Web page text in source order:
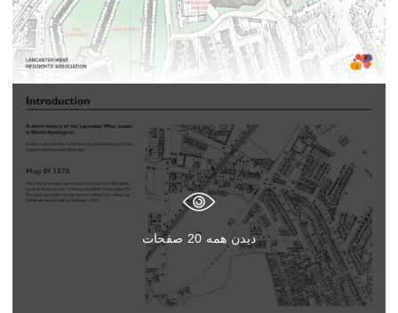
دیدن همه 20 صفحات